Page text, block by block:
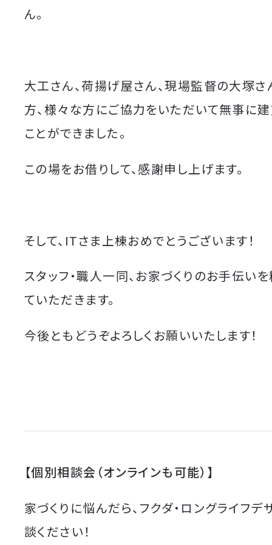
ん。
大工さん、荷揚げ屋さん、現場監督の大塚さ
方、様々な方にご協力をいただいて無事に
ことができました。
この場をお借りして、感謝申し上げます。
そして、ITさま上棟おめでとうございます！
スタッフ・職人一同、お家づくりのお手伝い
ていただきます。
今後ともどうぞよろしくお願いいたします！
【個別相談会（オンラインも可能）】
家づくりに悩んだら、フクダ・ロングライフ
談ください！